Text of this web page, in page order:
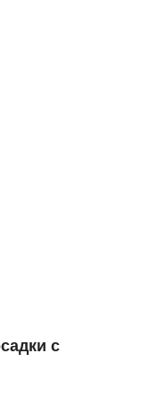
с